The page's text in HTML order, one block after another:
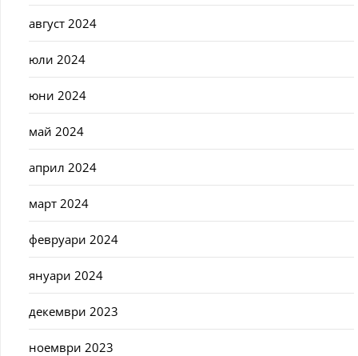
август 2024
юли 2024
юни 2024
май 2024
април 2024
март 2024
февруари 2024
януари 2024
декември 2023
ноември 2023